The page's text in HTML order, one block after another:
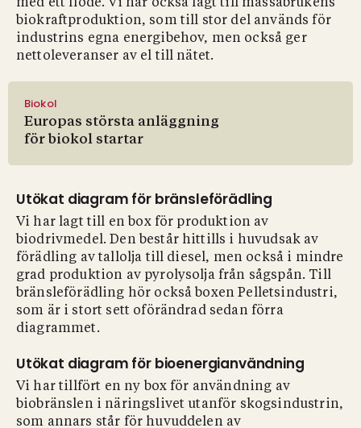
med ett flöde. Vi har också lagt till massabrukens
biokraftproduktion, som till stor del används för
industrins egna energibehov, men också ger
nettoleveranser av el till nätet.
Biokol
Europas största anläggning
för biokol startar
Utökat diagram för bränsleförädling
Vi har lagt till en box för produktion av
biodrivmedel. Den består hittills i huvudsak av
förädling av tallolja till diesel, men också i mindre
grad produktion av pyrolysolja från sågspån. Till
bränsleförädling hör också boxen Pelletsindustri,
som är i stort sett oförändrad sedan förra
diagrammet.
Utökat diagram för bioenergianvändning
Vi har tillfört en ny box för användning av
biobränslen i näringslivet utanför skogsindustrin,
som annars står för huvuddelen av